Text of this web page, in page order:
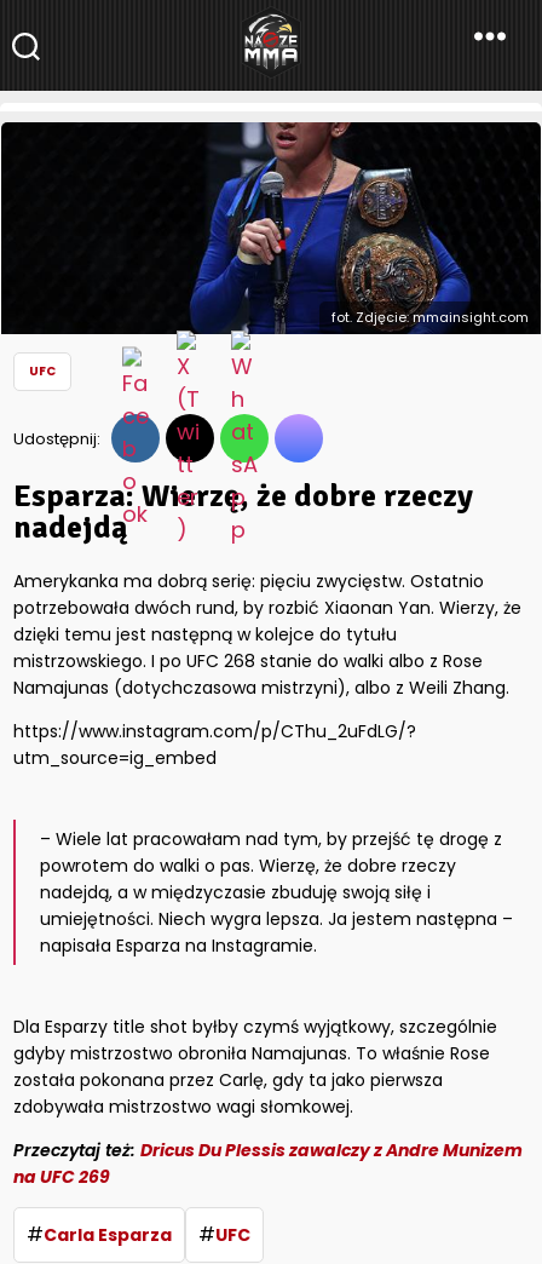
NaszeMMA
NaszeMMA.pl»Aktualności»Świat»UFC»Esparza: Wierzę, że
fot. Zdjęcie: mmainsight.com
UFC
Udostępnij:
Esparza: Wierzę, że dobre rzeczy
nadejdą
Amerykanka ma dobrą serię: pięciu zwycięstw. Ostatnio
potrzebowała dwóch rund, by rozbić Xiaonan Yan. Wierzy, że
dzięki temu jest następną w kolejce do tytułu
mistrzowskiego. I po UFC 268 stanie do walki albo z Rose
Namajunas (dotychczasowa mistrzyni), albo z Weili Zhang.
https://www.instagram.com/p/CThu_2uFdLG/?
utm_source=ig_embed
– Wiele lat pracowałam nad tym, by przejść tę drogę z
powrotem do walki o pas. Wierzę, że dobre rzeczy
nadejdą, a w międzyczasie zbuduję swoją siłę i
umiejętności. Niech wygra lepsza. Ja jestem następna –
napisała Esparza na Instagramie.
Dla Esparzy title shot byłby czymś wyjątkowy, szczególnie
gdyby mistrzostwo obroniła Namajunas. To właśnie Rose
została pokonana przez Carlę, gdy ta jako pierwsza
zdobywała mistrzostwo wagi słomkowej.
Przeczytaj też:Dricus Du Plessis zawalczy z Andre Munizem
na UFC 269
#Carla Esparza #UFC